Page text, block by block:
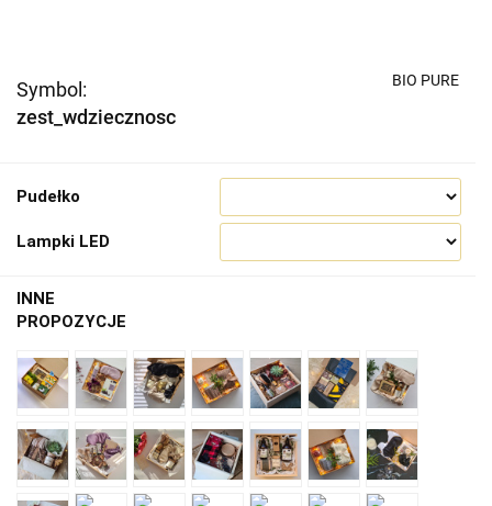
Symbol:
zest_wdziecznosc
BIO PURE
Pudełko
Lampki LED
INNE
PROPOZYCJE